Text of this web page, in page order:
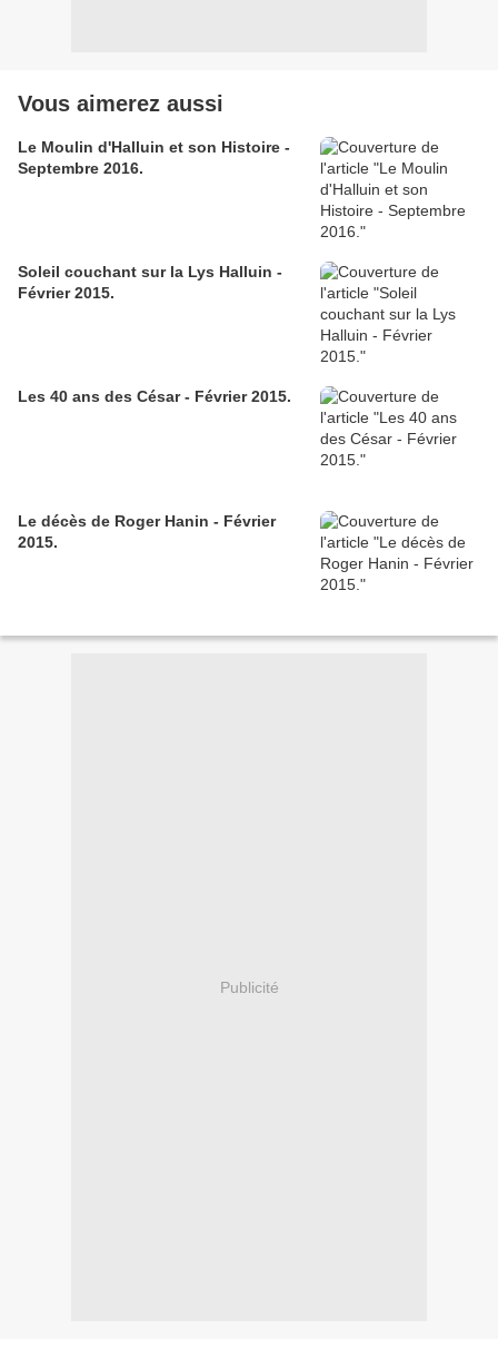
Vous aimerez aussi
Le Moulin d'Halluin et son Histoire -
Septembre 2016.
Soleil couchant sur la Lys Halluin -
Février 2015.
Les 40 ans des César - Février 2015.
Le décès de Roger Hanin - Février
2015.
Publicité